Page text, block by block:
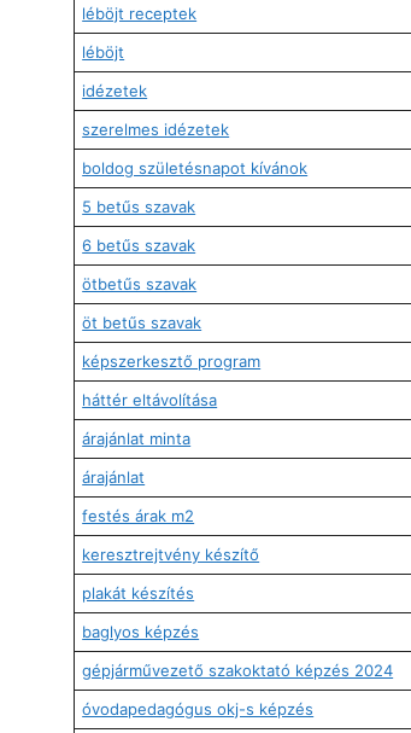
léböjt receptek
léböjt
idézetek
szerelmes idézetek
boldog születésnapot kívánok
5 betűs szavak
6 betűs szavak
ötbetűs szavak
öt betűs szavak
képszerkesztő program
háttér eltávolítása
árajánlat minta
árajánlat
festés árak m2
keresztrejtvény készítő
plakát készítés
baglyos képzés
gépjárművezető szakoktató képzés 2024
óvodapedagógus okj-s képzés